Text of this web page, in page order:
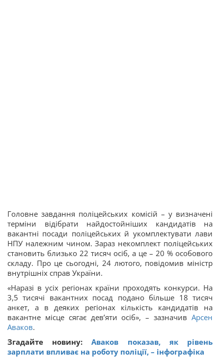
Головне завдання поліцейських комісій – у визначені
терміни відібрати найдостойніших кандидатів на
вакантні посади поліцейських й укомплектувати лави
НПУ належним чином. Зараз некомплект поліцейських
становить близько 22 тисяч осіб, а це – 20 % особового
складу. Про це сьогодні, 24 лютого, повідомив міністр
внутрішніх справ України.
«Наразі в усіх регіонах країни проходять конкурси. На
3,5 тисячі вакантних посад подано більше 18 тисяч
анкет, а в деяких регіонах кількість кандидатів на
вакантне місце сягає дев’яти осіб», – зазначив Арсен
Аваков.
Згадайте новину:Аваков показав, як рівень
зарплати впливає на роботу поліції, – інфографіка